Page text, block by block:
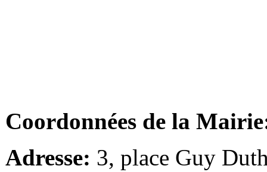
Coordonnées de la
Adresse: 3, place Guy